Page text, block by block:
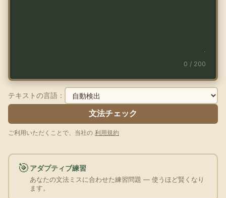
0 / 200
テキストの言語：
文法チェック
ご利用いただくことで、当社の 利用規約
🎯 アダプティブ練習
あなたの文法ミスに合わせた練習問題 — 使うほど賢くなり
ます。